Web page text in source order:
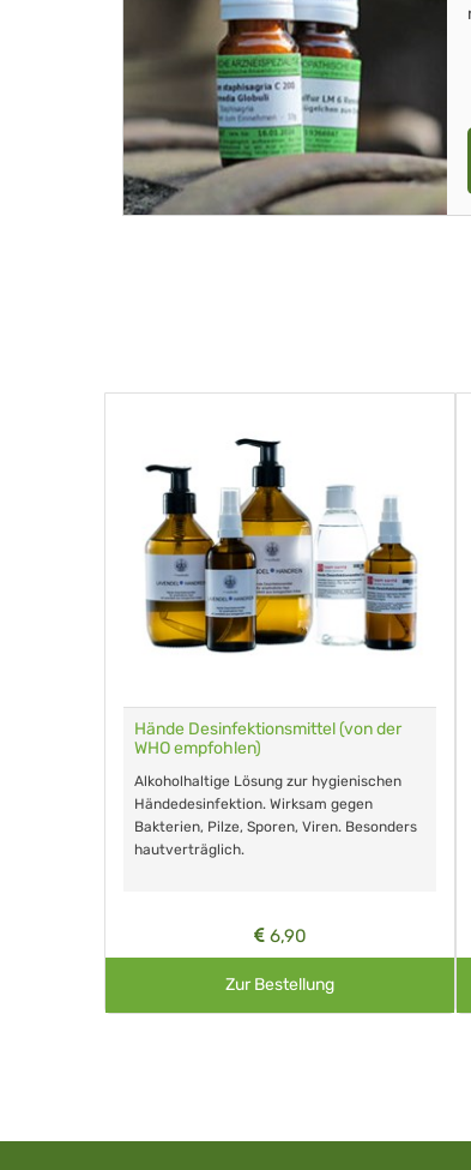
Hände Desinfektionsmittel (von der
WHO empfohlen)
Alkoholhaltige Lösung zur hygienischen
Händedesinfektion. Wirksam gegen
Bakterien, Pilze, Sporen, Viren. Besonders
hautverträglich.
6,90
Zur Bestellung